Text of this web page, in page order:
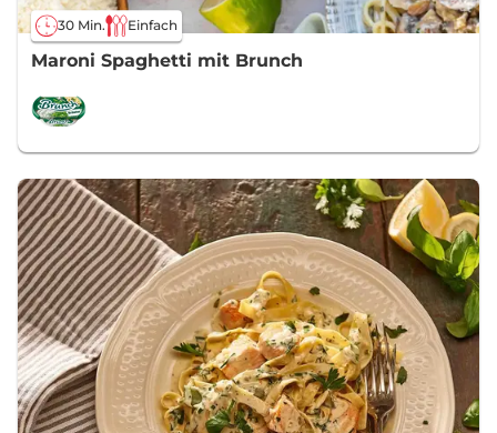
30 Min. Einfach
Maroni Spaghetti mit Brunch